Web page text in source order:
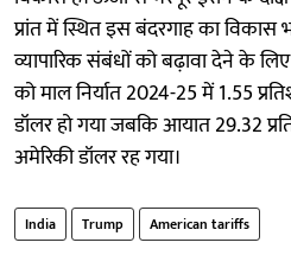
प्रांत में स्थित इस बंदरगाह का विकास
व्यापारिक संबंधों को बढ़ावा देने के
को माल निर्यात 2024-25 में 1.55
डॉलर हो गया जबकि आयात 29.32
अमेरिकी डॉलर रह गया।
India Trump American tariffs